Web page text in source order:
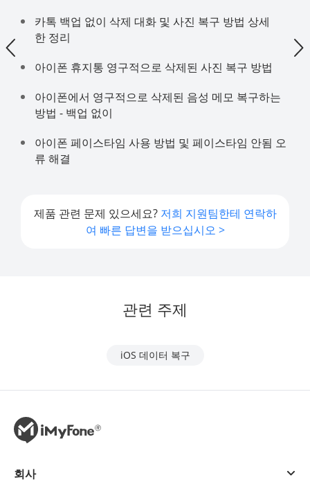
카톡 백업 없이 삭제 대화 및 사진 복구 방법 상세
한 정리
아이폰 휴지통 영구적으로 삭제된 사진 복구 방법
아이폰에서 영구적으로 삭제된 음성 메모 복구하는
방법 - 백업 없이
아이폰 페이스타임 사용 방법 및 페이스타임 안됨 오
류 해결
제품 관련 문제 있으세요? 저희 지원팀한테 연락하
여 빠른 답변을 받으십시오 >
관련 주제
iOS 데이터 복구
회사